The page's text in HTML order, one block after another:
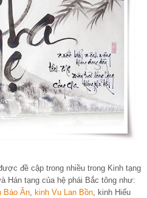
đề cập trong nhiều trong Kinh tạng
Hán tạng của hệ phái Bắc tông như:
Báo Ân, kinh Vu Lan Bồn, kinh Hiếu